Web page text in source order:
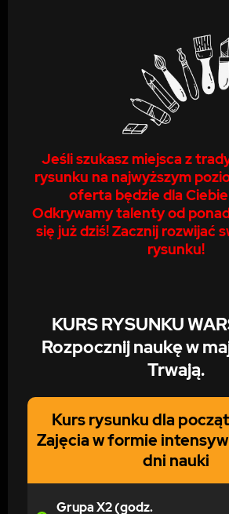
Jeśli szukasz miejsca z
rysunku na najwyższym
oferta będzie dla
Odkrywamy talenty od
się już dziś! Zacznij rozwijać
rysunku!
KURS RYSUNKU
Rozpocznij naukę w
Trwają.
Kurs rysunku dla
Zajęcia w formie
dni nauki
Grupa X2 (godz.